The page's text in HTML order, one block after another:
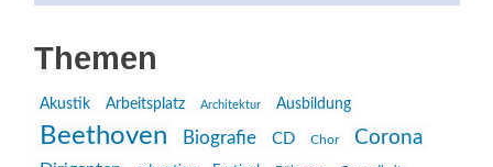
Themen
Akustik Arbeitsplatz Architektur Ausbildung
Beethoven Biografie CD Chor Corona